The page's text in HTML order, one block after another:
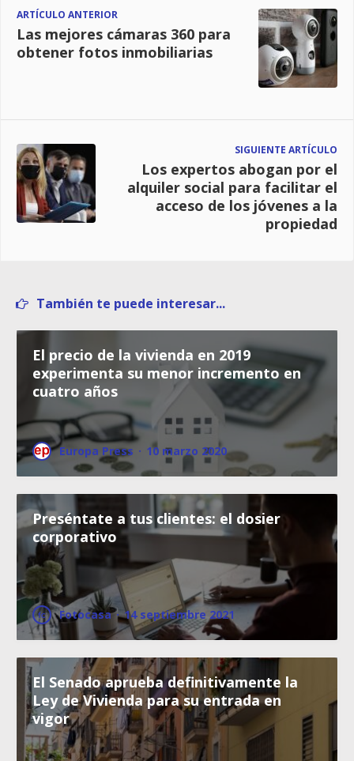
ARTÍCULO ANTERIOR
Las mejores cámaras 360 para
obtener fotos inmobiliarias
SIGUIENTE ARTÍCULO
Los expertos abogan por el
alquiler social para facilitar el
acceso de los jóvenes a la
propiedad
También te puede interesar...
El precio de la vivienda en 2019
experimenta su menor incremento en
cuatro años
Europa Press · 10 marzo 2020
Preséntate a tus clientes: el dosier
corporativo
Fotocasa · 14 septiembre 2021
El Senado aprueba definitivamente la
Ley de Vivienda para su entrada en
vigor